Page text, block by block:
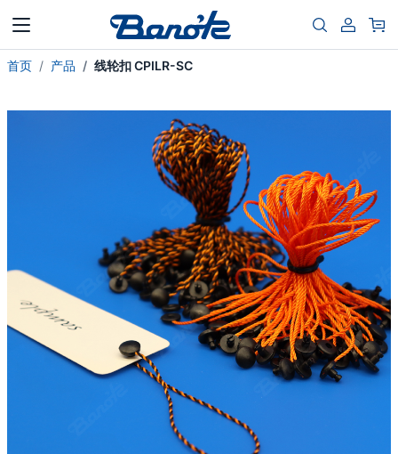
首页 产品 线轮扣 CPILR-SC